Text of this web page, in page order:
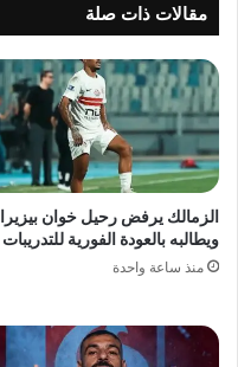
مقالات ذات صلة
الزمالك يرفض رحيل خوان بيزيرا
ويطالبه بالعودة الفورية للتدريبات
منذ ساعة واحدة